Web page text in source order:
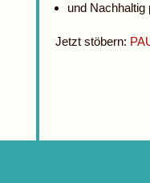
und Nachhaltig
Jetzt stöbern: